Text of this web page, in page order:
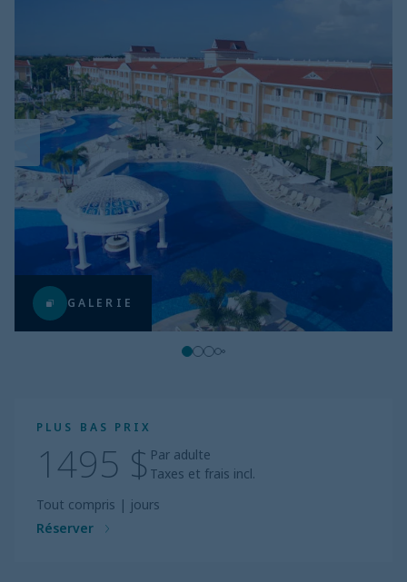
GALERIE
PLUS BAS PRIX
1495 $ Par adulte
Taxes et frais incl.
Tout compris | jours
Réserver